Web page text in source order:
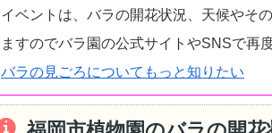
イベントは、バラの開花状況、天候やそ
ますのでバラ園の公式サイトやSNSで再
バラの見ごろについてもっと知りたい